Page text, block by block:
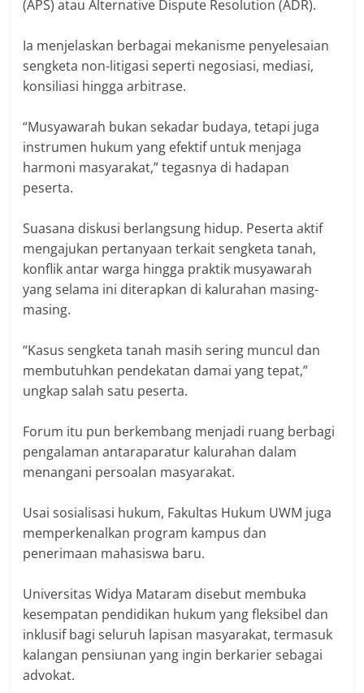
(APS) atau Alternative Dispute Resolution (ADR).
Ia menjelaskan berbagai mekanisme penyelesaian
sengketa non-litigasi seperti negosiasi, mediasi,
konsiliasi hingga arbitrase.
“Musyawarah bukan sekadar budaya, tetapi juga
instrumen hukum yang efektif untuk menjaga
harmoni masyarakat,” tegasnya di hadapan
peserta.
Suasana diskusi berlangsung hidup. Peserta aktif
mengajukan pertanyaan terkait sengketa tanah,
konflik antar warga hingga praktik musyawarah
yang selama ini diterapkan di kalurahan masing-
masing.
“Kasus sengketa tanah masih sering muncul dan
membutuhkan pendekatan damai yang tepat,”
ungkap salah satu peserta.
Forum itu pun berkembang menjadi ruang berbagi
pengalaman antaraparatur kalurahan dalam
menangani persoalan masyarakat.
Usai sosialisasi hukum, Fakultas Hukum UWM juga
memperkenalkan program kampus dan
penerimaan mahasiswa baru.
Universitas Widya Mataram disebut membuka
kesempatan pendidikan hukum yang fleksibel dan
inklusif bagi seluruh lapisan masyarakat, termasuk
kalangan pensiunan yang ingin berkarier sebagai
advokat.